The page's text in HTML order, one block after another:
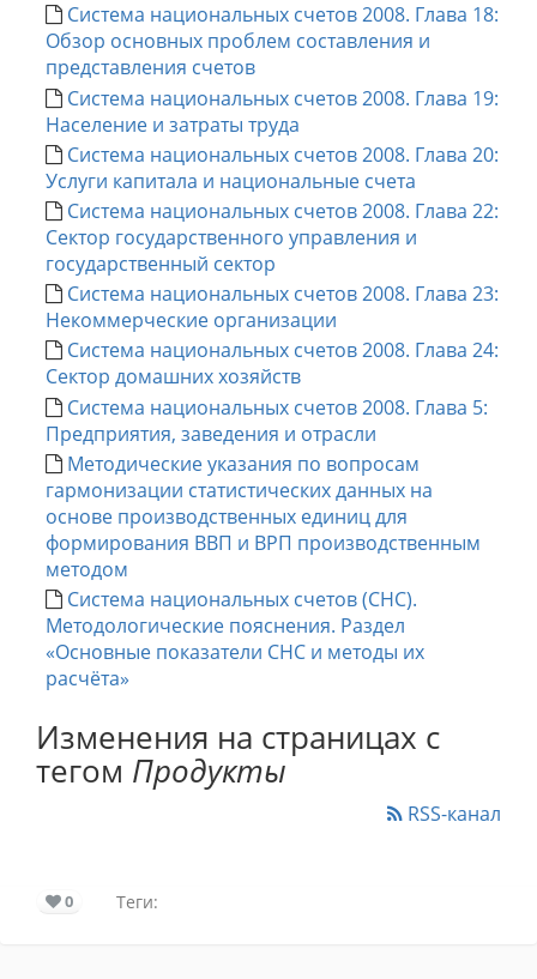
Система национальных счетов 2008. Глава 18:
Обзор основных проблем составления и
представления счетов
Система национальных счетов 2008. Глава 19:
Население и затраты труда
Система национальных счетов 2008. Глава 20:
Услуги капитала и национальные счета
Система национальных счетов 2008. Глава 22:
Сектор государственного управления и
государственный сектор
Система национальных счетов 2008. Глава 23:
Некоммерческие организации
Система национальных счетов 2008. Глава 24:
Сектор домашних хозяйств
Система национальных счетов 2008. Глава 5:
Предприятия, заведения и отрасли
Методические указания по вопросам
гармонизации статистических данных на
основе производственных единиц для
формирования ВВП и ВРП производственным
методом
Система национальных счетов (СНС).
Методологические пояснения. Раздел
«Основные показатели СНС и методы их
расчёта»
Изменения на страницах с
тегом Продукты
RSS-канал
0 Теги: